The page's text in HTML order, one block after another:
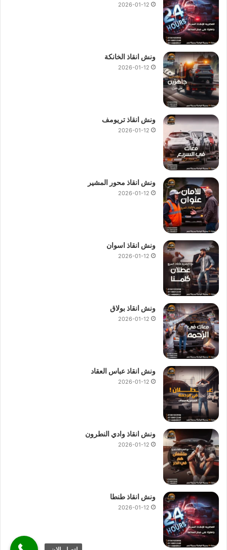
2026-01-12
ونش انقاذ الخانكة
2026-01-12
ونش انقاذ تريومف
2026-01-12
ونش انقاذ محور المشير
2026-01-12
ونش انقاذ اسوان
2026-01-12
ونش انقاذ بولاق
2026-01-12
ونش انقاذ عباس العقاد
2026-01-12
ونش انقاذ وادي النطرون
2026-01-12
ونش انقاذ طنطا
2026-01-12